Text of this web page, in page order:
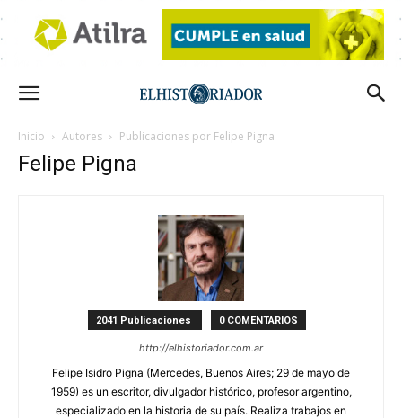
Inicio Autores Publicaciones por Felipe Pigna
Felipe Pigna
2041 Publicaciones 0 COMENTARIOS
http://elhistoriador.com.ar
Felipe Isidro Pigna (Mercedes, Buenos Aires; 29 de mayo de
1959) es un escritor, divulgador histórico, profesor argentino,
especializado en la historia de su país. Realiza trabajos en